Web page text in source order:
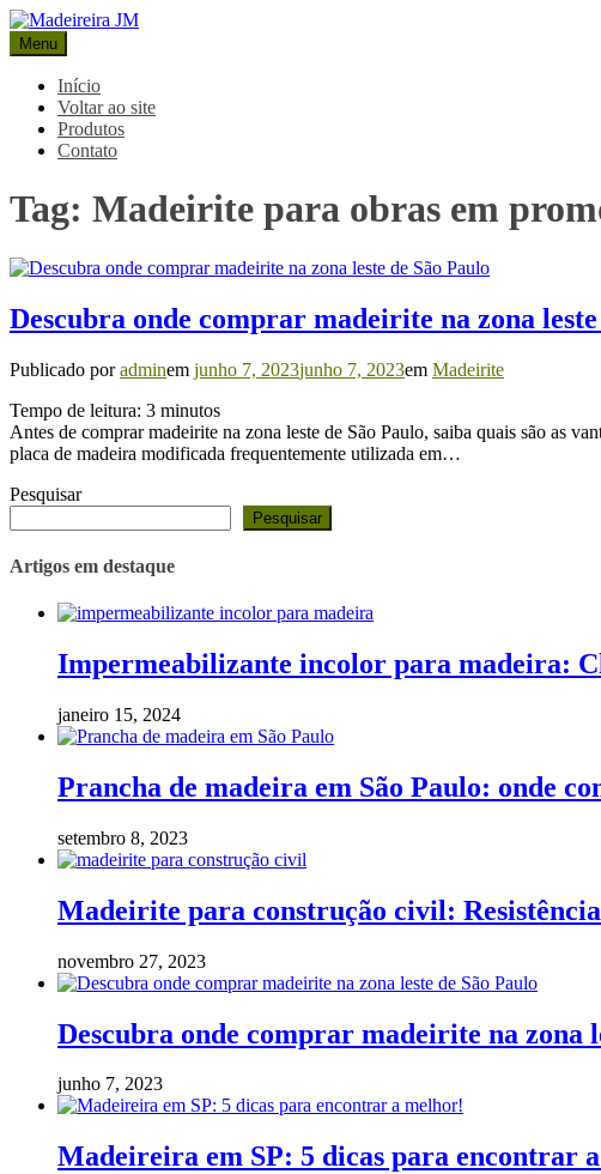
Pular
para
o
conteúdo
Madeireira JM
Blog Madeireira JM
Menu
Início
Voltar ao site
Produtos
Contato
Tag: Madeirite para obras em
Descubra onde comprar madeirite na zona leste
Publicado poradminem junho 7, 2023junho 7, 2023em Madeirite
Tempo de leitura: 3 minutos
Antes de comprar madeirite na zona leste de São Paulo, saiba quais são as
placa de madeira modificada frequentemente utilizada em…
Pesquisar
Pesquisar
Artigos em destaque
Impermeabilizante incolor para madeira:
janeiro 15, 2024
Prancha de madeira em São Paulo: onde
setembro 8, 2023
Madeirite para construção civil:
novembro 27, 2023
Descubra onde comprar madeirite na zona
junho 7, 2023
Madeireira em SP: 5 dicas para encontrar